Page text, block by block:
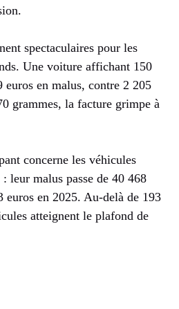
spectaculaires pour les
Une voiture affichant 150
euros en malus, contre 2 205
grammes, la facture grimpe à
concerne les véhicules
leur malus passe de 40 468
euros en 2025. Au-delà de 193
atteignent le plafond de